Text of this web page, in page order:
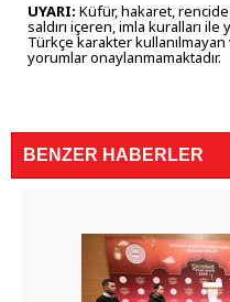
UYARI: Küfür, hakaret,
saldırı içeren, imla kuralları ile
Türkçe karakter
yorumlar onaylanmamaktadır.
BENZER HABERLER